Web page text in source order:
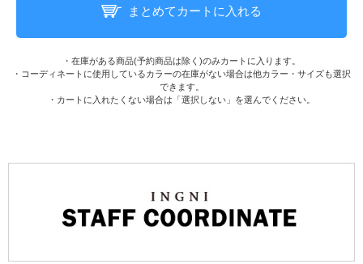
まとめてカートに入れる
・在庫がある商品(予約商品は除く)のみカートに入ります。
・コーディネートに使用しているカラーの在庫がない場合は他カラー・サイズも選択
できます。
・カートに入れたくない場合は「選択しない」を選んでください。